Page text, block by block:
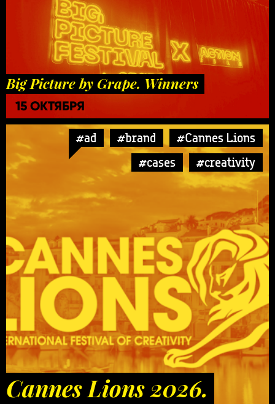
Big Picture by Grape. Winners
15 ОКТЯБРЯ
#ad #brand
#Cannes Lions
#cases
#creativity
Cannes Lions 2026.